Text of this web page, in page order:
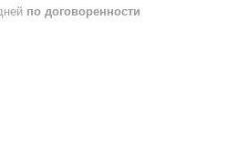
по договоренности